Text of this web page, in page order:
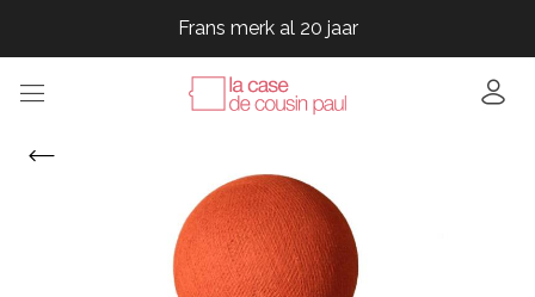
Frans merk al 20 jaar
Frans merk al 20 jaar
Frans merk al 20 jaar